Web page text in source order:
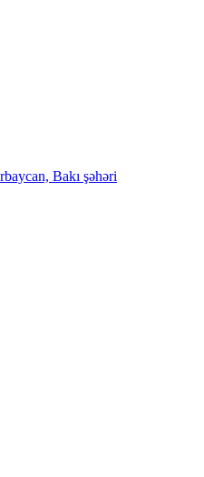
Bakı şəhəri